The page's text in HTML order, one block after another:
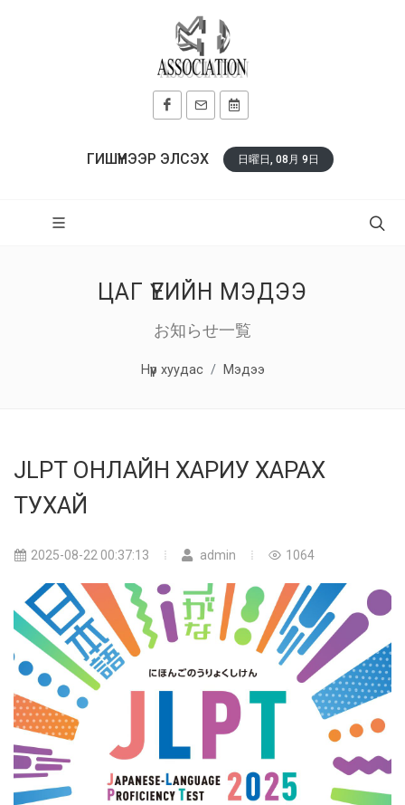
ГИШҮҮНЭЭР ЭЛСЭХ 日曜日, 08月 9日
ЦАГ ҮЕИЙН МЭДЭЭ
お知らせ一覧
Нүүр хуудас Мэдээ
JLPT ОНЛАЙН ХАРИУ ХАРАХ
ТУХАЙ
2025-08-22 00:37:13 admin 1064